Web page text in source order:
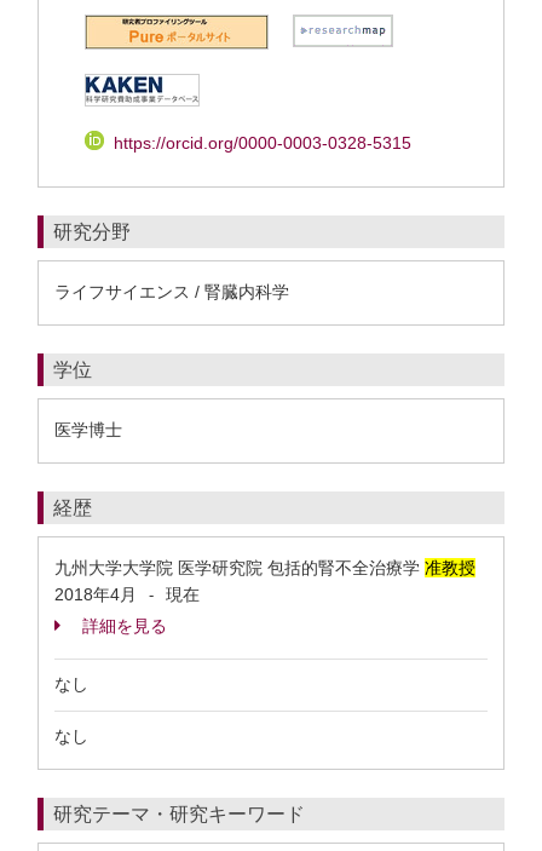
https://orcid.org/0000-0003-0328-5315
研究分野
ライフサイエンス / 腎臓内科学
学位
医学博士
経歴
九州大学大学院 医学研究院 包括的腎不全治療学 准教授
2018年4月
-
現在
詳細を見る
なし
なし
研究テーマ・研究キーワード